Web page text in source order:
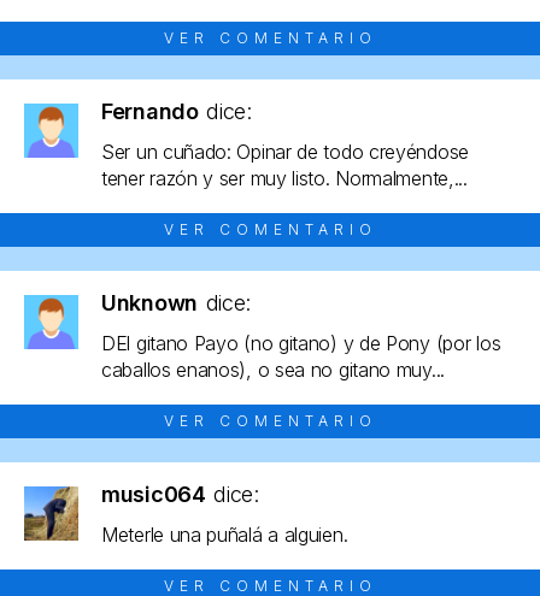
VER COMENTARIO
Fernando dice:
Ser un cuñado: Opinar de todo creyéndose
tener razón y ser muy listo. Normalmente,...
VER COMENTARIO
Unknown dice:
DEl gitano Payo (no gitano) y de Pony (por los
caballos enanos), o sea no gitano muy...
VER COMENTARIO
music064 dice:
Meterle una puñalá a alguien.
VER COMENTARIO